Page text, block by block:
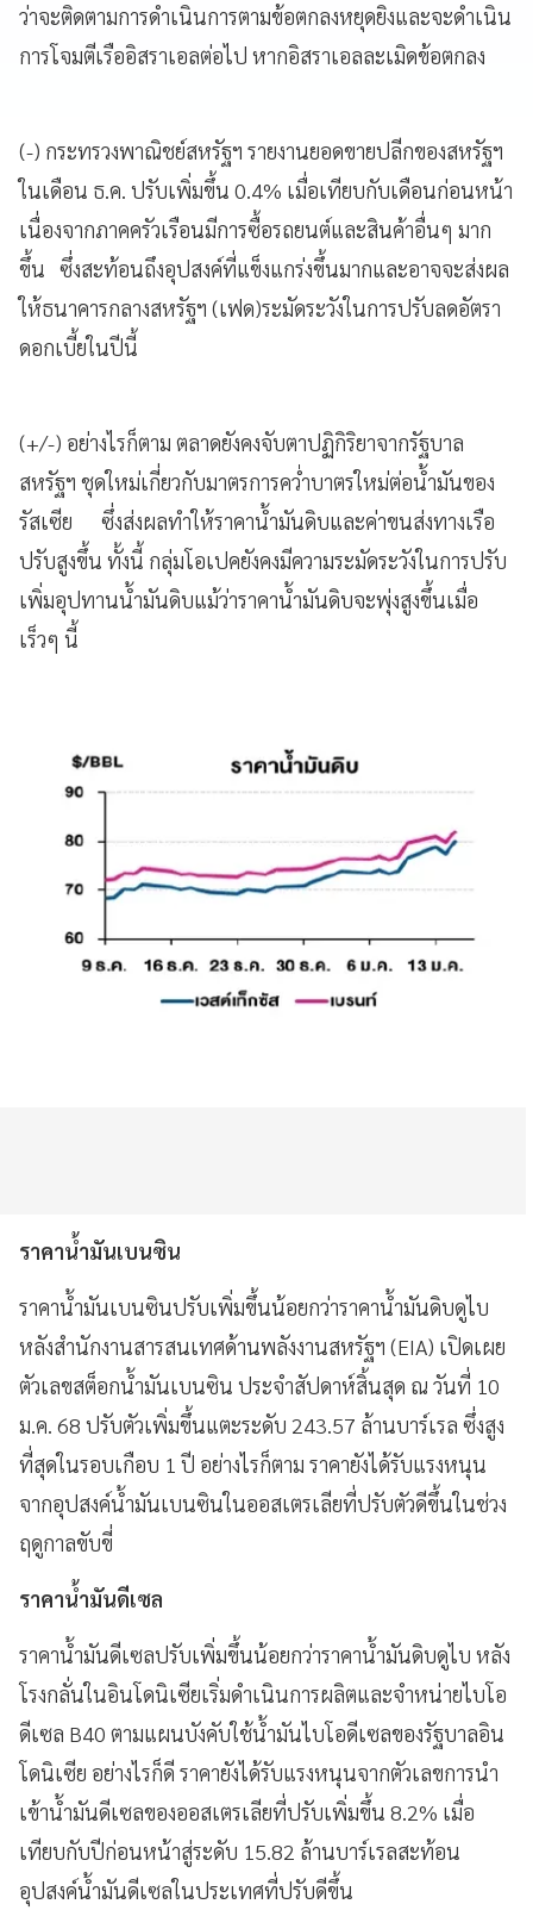
ว่าจะติดตามการดำเนินการตามข้อตกลงหยุดยิงและจะดำเนิน
การโจมตีเรืออิสราเอลต่อไป หากอิสราเอลละเมิดข้อตกลง
(-) กระทรวงพาณิชย์สหรัฐฯ รายงานยอดขายปลีกของสหรัฐฯ
ในเดือน ธ.ค. ปรับเพิ่มขึ้น 0.4% เมื่อเทียบกับเดือนก่อนหน้า
เนื่องจากภาคครัวเรือนมีการซื้อรถยนต์และสินค้าอื่นๆ มาก
ขึ้น ซึ่งสะท้อนถึงอุปสงค์ที่แข็งแกร่งขึ้นมากและอาจจะส่งผล
ให้ธนาคารกลางสหรัฐฯ (เฟด)ระมัดระวังในการปรับลดอัตรา
ดอกเบี้ยในปีนี้
(+/-) อย่างไรก็ตาม ตลาดยังคงจับตาปฏิกิริยาจากรัฐบาล
สหรัฐฯ ชุดใหม่เกี่ยวกับมาตรการคว่ำบาตรใหม่ต่อน้ำมันของ
รัสเซีย ซึ่งส่งผลทำให้ราคาน้ำมันดิบและค่าขนส่งทางเรือ
ปรับสูงขึ้น ทั้งนี้ กลุ่มโอเปคยังคงมีความระมัดระวังในการปรับ
เพิ่มอุปทานน้ำมันดิบแม้ว่าราคาน้ำมันดิบจะพุ่งสูงขึ้นเมื่อ
เร็วๆ นี้
ราคาน้ำมันเบนซิน
ราคาน้ำมันเบนซินปรับเพิ่มขึ้นน้อยกว่าราคาน้ำมันดิบดูไบ
หลังสำนักงานสารสนเทศด้านพลังงานสหรัฐฯ (EIA) เปิดเผย
ตัวเลขสต็อกน้ำมันเบนซิน ประจำสัปดาห์สิ้นสุด ณ วันที่ 10
ม.ค. 68 ปรับตัวเพิ่มขึ้นแตะระดับ 243.57 ล้านบาร์เรล ซึ่งสูง
ที่สุดในรอบเกือบ 1 ปี อย่างไรก็ตาม ราคายังได้รับแรงหนุน
จากอุปสงค์น้ำมันเบนซินในออสเตรเลียที่ปรับตัวดีขึ้นในช่วง
ฤดูกาลขับขี่
ราคาน้ำมันดีเซล
ราคาน้ำมันดีเซลปรับเพิ่มขึ้นน้อยกว่าราคาน้ำมันดิบดูไบ หลัง
โรงกลั่นในอินโดนิเซียเริ่มดำเนินการผลิตและจำหน่ายไบโอ
ดีเซล B40 ตามแผนบังคับใช้น้ำมันไบโอดีเซลของรัฐบาลอิน
โดนิเซีย อย่างไรก็ดี ราคายังได้รับแรงหนุนจากตัวเลขการนำ
เข้าน้ำมันดีเซลของออสเตรเลียที่ปรับเพิ่มขึ้น 8.2% เมื่อ
เทียบกับปีก่อนหน้าสู่ระดับ 15.82 ล้านบาร์เรลสะท้อน
อุปสงค์น้ำมันดีเซลในประเทศที่ปรับดีขึ้น